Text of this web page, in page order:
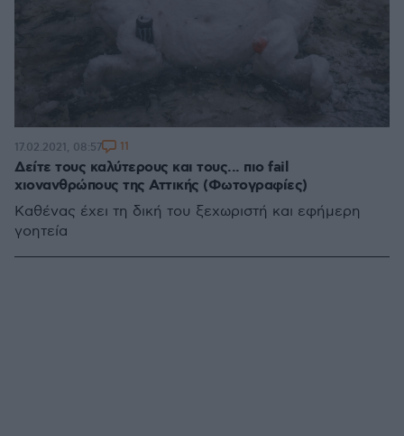
Δείτε τους καλύτερους και τους... πιο fail
χιονανθρώπους της Αττικής (Φωτογραφίες)
Καθένας έχει τη δική του ξεχωριστή και εφήμερη
γοητεία
17.02.2021, 08:57 11